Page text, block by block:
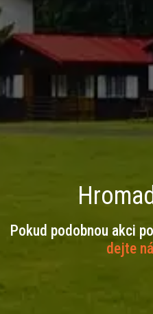
Pokud podobnou akci
dejte